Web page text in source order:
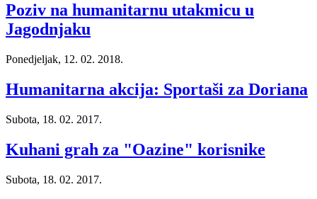
Poziv na humanitarnu utakmicu u
Jagodnjaku
Ponedjeljak, 12. 02. 2018.
Humanitarna akcija: Sportaši za Doriana
Subota, 18. 02. 2017.
Kuhani grah za "Oazine" korisnike
Subota, 18. 02. 2017.